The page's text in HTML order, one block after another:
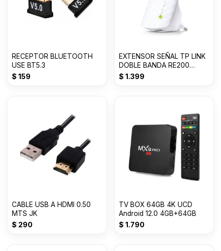
RECEPTOR BLUETOOTH
USE BT5.3
$ 159
EXTENSOR SEÑAL TP LINK
DOBLE BANDA RE200
AC750
$ 1.399
CABLE USB A HDMI 0.50
MTS JK
$ 290
TV BOX 64GB 4K UCD
Android 12.0 4GB+64GB
$ 1.790